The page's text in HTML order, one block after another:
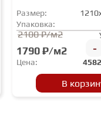
Размер:
Упаковка:
2100 ₽/м2
1790 ₽/м2 -
Цена: 4582
В